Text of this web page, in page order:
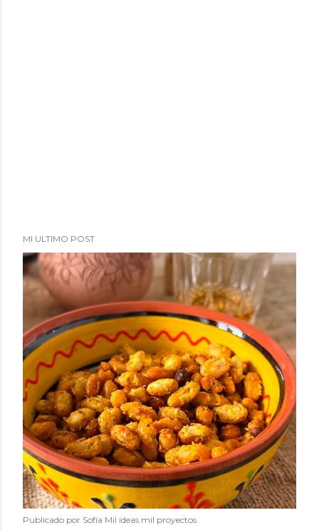
MI ULTIMO POST
Publicado por Sofía Mil ideas mil proyectos